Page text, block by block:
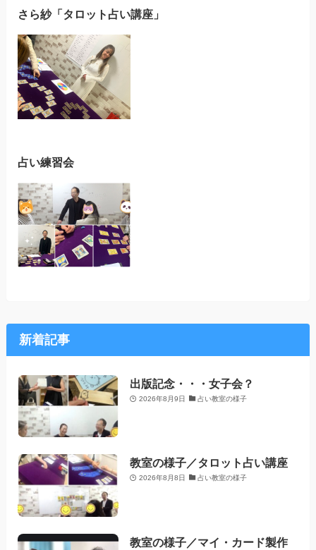
さら紗「タロット占い講座」
占い練習会
新着記事
出版記念・・・女子会？
2026年8月9日 占い教室の様子
教室の様子／タロット占い講座
2026年8月8日 占い教室の様子
教室の様子／マイ・カード製作